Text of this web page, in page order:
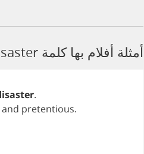
أمثلة أفلام بها كلمة Disaster
.
and pretentious.